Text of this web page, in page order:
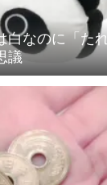
白なのに「た
議